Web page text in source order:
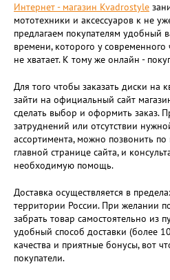
Интернет - магазин Kvadrostyle
мототехники и аксессуаров к не
предлагаем покупателям удобный
времени, которого у современного
не хватает. К тому же онлайн -
Для того чтобы заказать диски на
зайти на официальный сайт
сделать выбор и оформить заказ.
затруднений или отсутствии
ассортимента, можно позвонить
главной странице сайта, и
необходимую помощь.
Доставка осуществляется в
территории России. При желании
забрать товар самостоятельно из
удобный способ доставки (более
качества и приятные бонусы, вот
покупатели.